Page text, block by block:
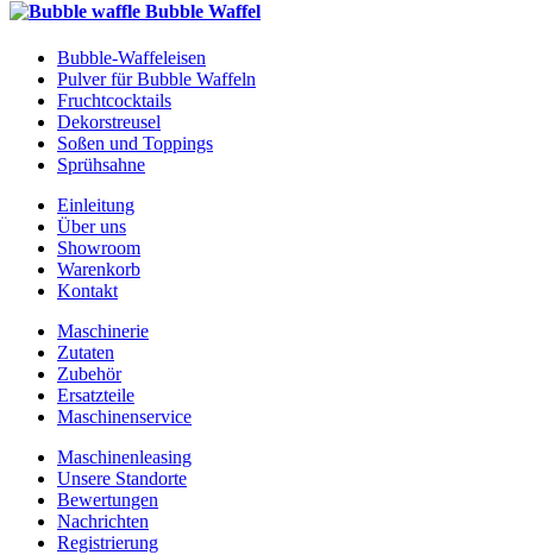
Bubble Waffel
Bubble-Waffeleisen
Pulver für Bubble Waffeln
Fruchtcocktails
Dekorstreusel
Soßen und Toppings
Sprühsahne
Einleitung
Über uns
Showroom
Warenkorb
Kontakt
Maschinerie
Zutaten
Zubehör
Ersatzteile
Maschinenservice
Maschinenleasing
Unsere Standorte
Bewertungen
Nachrichten
Registrierung